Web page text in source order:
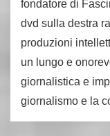
fondatore di
dvd sulla destra
produzioni
un lungo e
giornalistica e
giornalismo e la